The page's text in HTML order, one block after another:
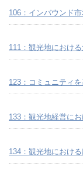
106：インバウンド
111：観光地におけ
123：コミュニティ
133：観光地経営に
134：観光地におけ